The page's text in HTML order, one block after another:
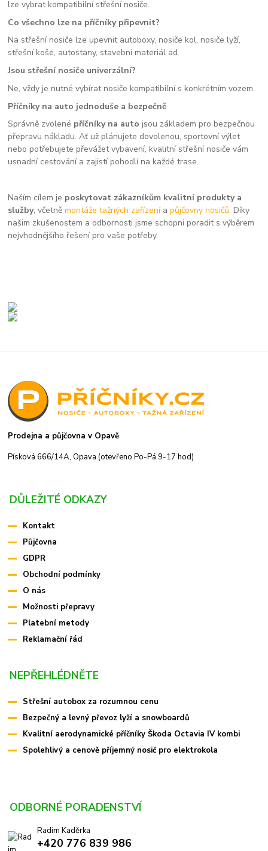
lze vybrat kompatibilní střešní nosiče.
Co všechno lze na příčníky připevnit?
Na střešní nosiče lze upevnit autoboxy, nosiče kol, nosiče lyží,
střešní koše, autostany, stavební materiál ad.
Jsou střešní nosiče univerzální?
Ne, vždy je nutné vybírat nosiče kompatibilní s konkrétním vozem.
Příčníky na auto jednoduše a bezpečně
Správně zvolené příčníky na auto jsou základem pro bezpečnou
přepravu nákladu. Ať už plánujete dovolenou, sportovní výlet
nebo potřebujete převážet vybavení, kvalitní střešní nosiče vám
usnadní cestování a zajistí pohodlí na každé trase.
Naším cílem je poskytovat zákazníkům kvalitní produkty a
služby, včetněmontáže tažných zařízení apůjčovny nosičů. Díky
našim zkušenostem a odbornosti jsme schopni poradit s výběrem
nejvhodnějšího řešení pro vaše potřeby.
Prodejna a půjčovna v Opavě
Písková 666/14A, Opava (otevřeno Po-Pá 9-17 hod)
DŮLEŽITÉ ODKAZY
Kontakt
Půjčovna
GDPR
Obchodní podmínky
O nás
Možnosti přepravy
Platební metody
Reklamační řád
NEPŘEHLÉDNĚTE
Střešní autobox za rozumnou cenu
Bezpečný a levný převoz lyží a snowboardů
Kvalitní aerodynamické příčníky Škoda Octavia IV kombi
Spolehlivý a cenově příjemný nosič pro elektrokola
ODBORNÉ PORADENSTVÍ
Radim Kaděrka
+420 776 839 986